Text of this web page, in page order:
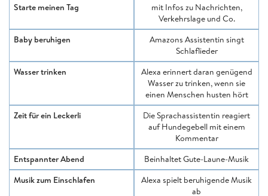
Starte meinen Tag
mit Infos zu Nachrichten,
Verkehrslage und Co.
Baby beruhigen
Amazons Assistentin singt
Schlaflieder
Wasser trinken
Alexa erinnert daran genügend
Wasser zu trinken, wenn sie
einen Menschen husten hört
Zeit für ein Leckerli
Die Sprachassistentin reagiert
auf Hundegebell mit einem
Kommentar
Entspannter Abend
Beinhaltet Gute-Laune-Musik
Musik zum Einschlafen
Alexa spielt beruhigende Musik
ab